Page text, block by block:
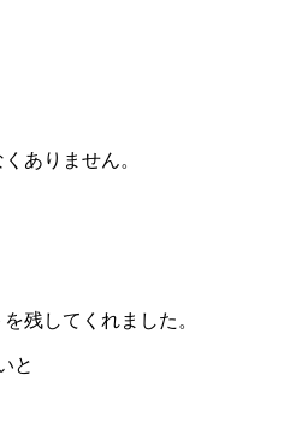
ありません。
残してくれました。
と